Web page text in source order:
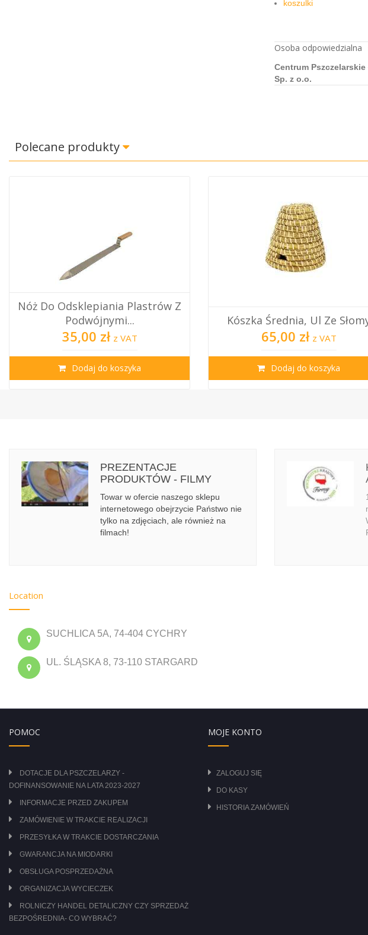
koszulki
Osoba odpowiedzialna
Centrum
Sp. z o.o.
Polecane produkty
Nóż Do Odsklepiania Plastrów Z
Podwójnymi...
35,00 zł z VAT
Dodaj do koszyka
Kószka Średnia, Ul Ze
65,00 zł z VAT
Dodaj do koszyka
PREZENTACJE
PRODUKTÓW - FILMY
Towar w ofercie naszego sklepu
internetowego obejrzycie Państwo nie
tylko na zdjęciach, ale również na
filmach!
Location
SUCHLICA 5A, 74-404 CYCHRY
UL. ŚLĄSKA 8, 73-110 STARGARD
POMOC
DOTACJE DLA PSZCZELARZY -
DOFINANSOWANIE NA LATA 2023-2027
INFORMACJE PRZED ZAKUPEM
ZAMÓWIENIE W TRAKCIE REALIZACJI
PRZESYŁKA W TRAKCIE DOSTARCZANIA
GWARANCJA NA MIODARKI
OBSŁUGA POSPRZEDAŻNA
ORGANIZACJA WYCIECZEK
ROLNICZY HANDEL DETALICZNY CZY SPRZEDAŻ
BEZPOŚREDNIA- CO WYBRAĆ?
MOJE KONTO
ZALOGUJ SIĘ
DO KASY
HISTORIA ZAMÓWIEŃ